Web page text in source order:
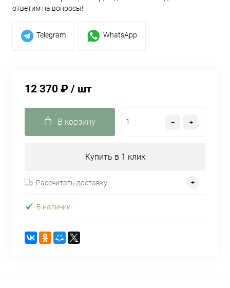
ответим на вопросы!
Telegram WhatsApp
12 370 ₽ / шт
В корзину
Купить в 1 клик
Рассчитать доставку
В наличии